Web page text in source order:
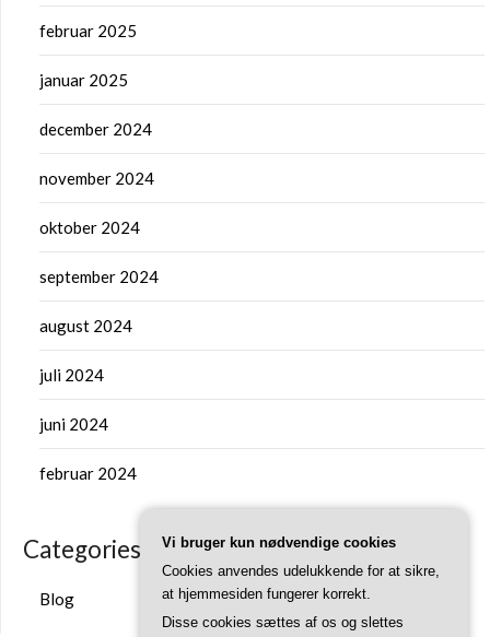
februar 2025
januar 2025
december 2024
november 2024
oktober 2024
september 2024
august 2024
juli 2024
juni 2024
februar 2024
Categories
Blog
Vi bruger kun nødvendige cookies
Cookies anvendes udelukkende for at sikre,
at hjemmesiden fungerer korrekt.
Disse cookies sættes af os og slettes